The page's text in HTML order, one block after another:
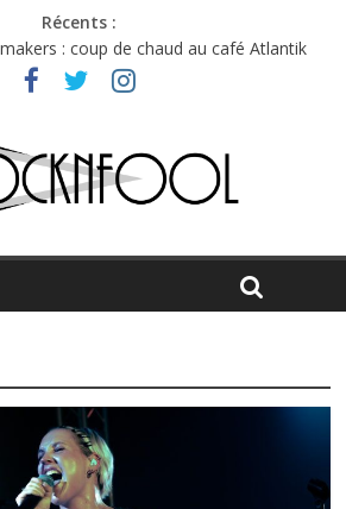
Récents :
: coup de chaud au café Atlantik
: température et émotions en hausse
de choisir entre chaleur et bonne
Festival : entre bière, métal et
: la leçon de pop du Professeur Puth